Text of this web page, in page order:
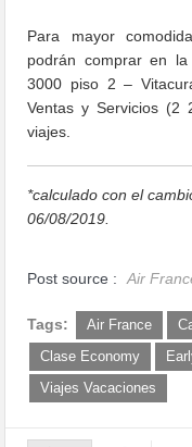
Para mayor
podrán comprar en
3000 piso 2 –
Ventas y Servicios
viajes.
*calculado con el
06/08/2019.
Post source : Air
Tags: Air France
Clase Economy
Viajes Vacaciones